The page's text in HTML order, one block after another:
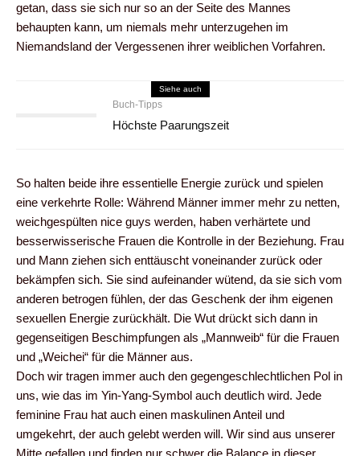
getan, dass sie sich nur so an der Seite des Mannes
behaupten kann, um niemals mehr unterzugehen im
Niemandsland der Vergessenen ihrer weiblichen Vorfahren.
Siehe auch
Buch-Tipps
Höchste Paarungszeit
So halten beide ihre essentielle Energie zurück und spielen
eine verkehrte Rolle: Während Männer immer mehr zu netten,
weichgespülten nice guys werden, haben verhärtete und
besserwisserische Frauen die Kontrolle in der Beziehung. Frau
und Mann ziehen sich enttäuscht voneinander zurück oder
bekämpfen sich. Sie sind aufeinander wütend, da sie sich vom
anderen betrogen fühlen, der das Geschenk der ihm eigenen
sexuellen Energie zurückhält. Die Wut drückt sich dann in
gegenseitigen Beschimpfungen als „Mannweib“ für die Frauen
und „Weichei“ für die Männer aus.
Doch wir tragen immer auch den gegengeschlechtlichen Pol in
uns, wie das im Yin-Yang-Symbol auch deutlich wird. Jede
feminine Frau hat auch einen maskulinen Anteil und
umgekehrt, der auch gelebt werden will. Wir sind aus unserer
Mitte gefallen und finden nur schwer die Balance in dieser